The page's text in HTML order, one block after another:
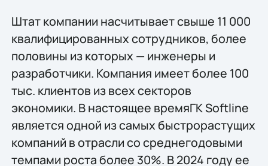
Штат компании насчитывает свыше 11 000
квалифицированных сотрудников, более
половины из которых — инженеры и
разработчики. Компания имеет более 100
тыс. клиентов из всех секторов
экономики. В настоящее времяГК Softline
является одной из самых быстрорастущих
компаний в отрасли со среднегодовыми
темпами роста более 30%. В 2024 году ее